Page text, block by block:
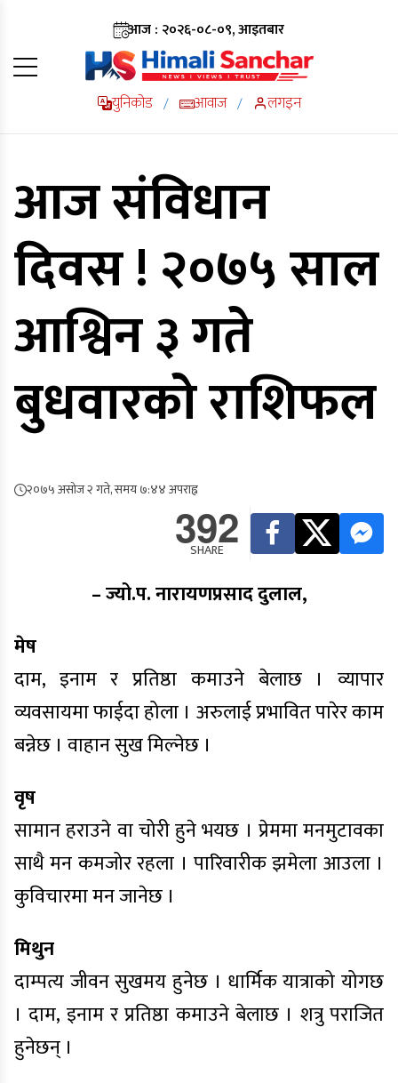
आज : २०२६-०८-०९, आइतबार
युनिकोड / आवाज / लगइन
आज संविधान
दिवस ! २०७५ साल
आश्विन ३ गते
बुधवारको राशिफल
२०७५ असोज २ गते, समय ७:४४ अपराह्न
392
SHARE
– ज्यो.प. नारायणप्रसाद दुलाल,
मेष
दाम, इनाम र प्रतिष्ठा कमाउने बेलाछ । व्यापार
व्यवसायमा फाईदा होला । अरुलाई प्रभावित पारेर काम
बन्नेछ । वाहान सुख मिल्नेछ ।
वृष
सामान हराउने वा चोरी हुने भयछ । प्रेममा मनमुटावका
साथै मन कमजोर रहला । पारिवारीक झमेला आउला ।
कुविचारमा मन जानेछ ।
मिथुन
दाम्पत्य जीवन सुखमय हुनेछ । धार्मिक यात्राको योगछ
। दाम, इनाम र प्रतिष्ठा कमाउने बेलाछ । शत्रु पराजित
हुनेछन् ।